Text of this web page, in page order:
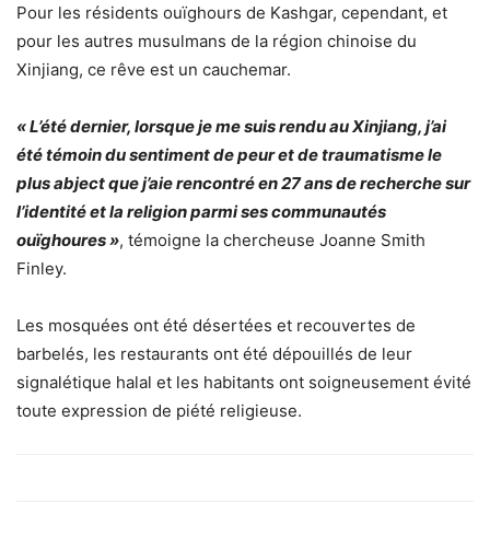
Pour les résidents ouïghours de Kashgar, cependant, et
pour les autres musulmans de la région chinoise du
Xinjiang, ce rêve est un cauchemar.
« L’été dernier, lorsque je me suis rendu au Xinjiang, j’ai
été témoin du sentiment de peur et de traumatisme le
plus abject que j’aie rencontré en 27 ans de recherche sur
l’identité et la religion parmi ses communautés
ouïghoures », témoigne la chercheuse Joanne Smith
Finley.
Les mosquées ont été désertées et recouvertes de
barbelés, les restaurants ont été dépouillés de leur
signalétique halal et les habitants ont soigneusement évité
toute expression de piété religieuse.